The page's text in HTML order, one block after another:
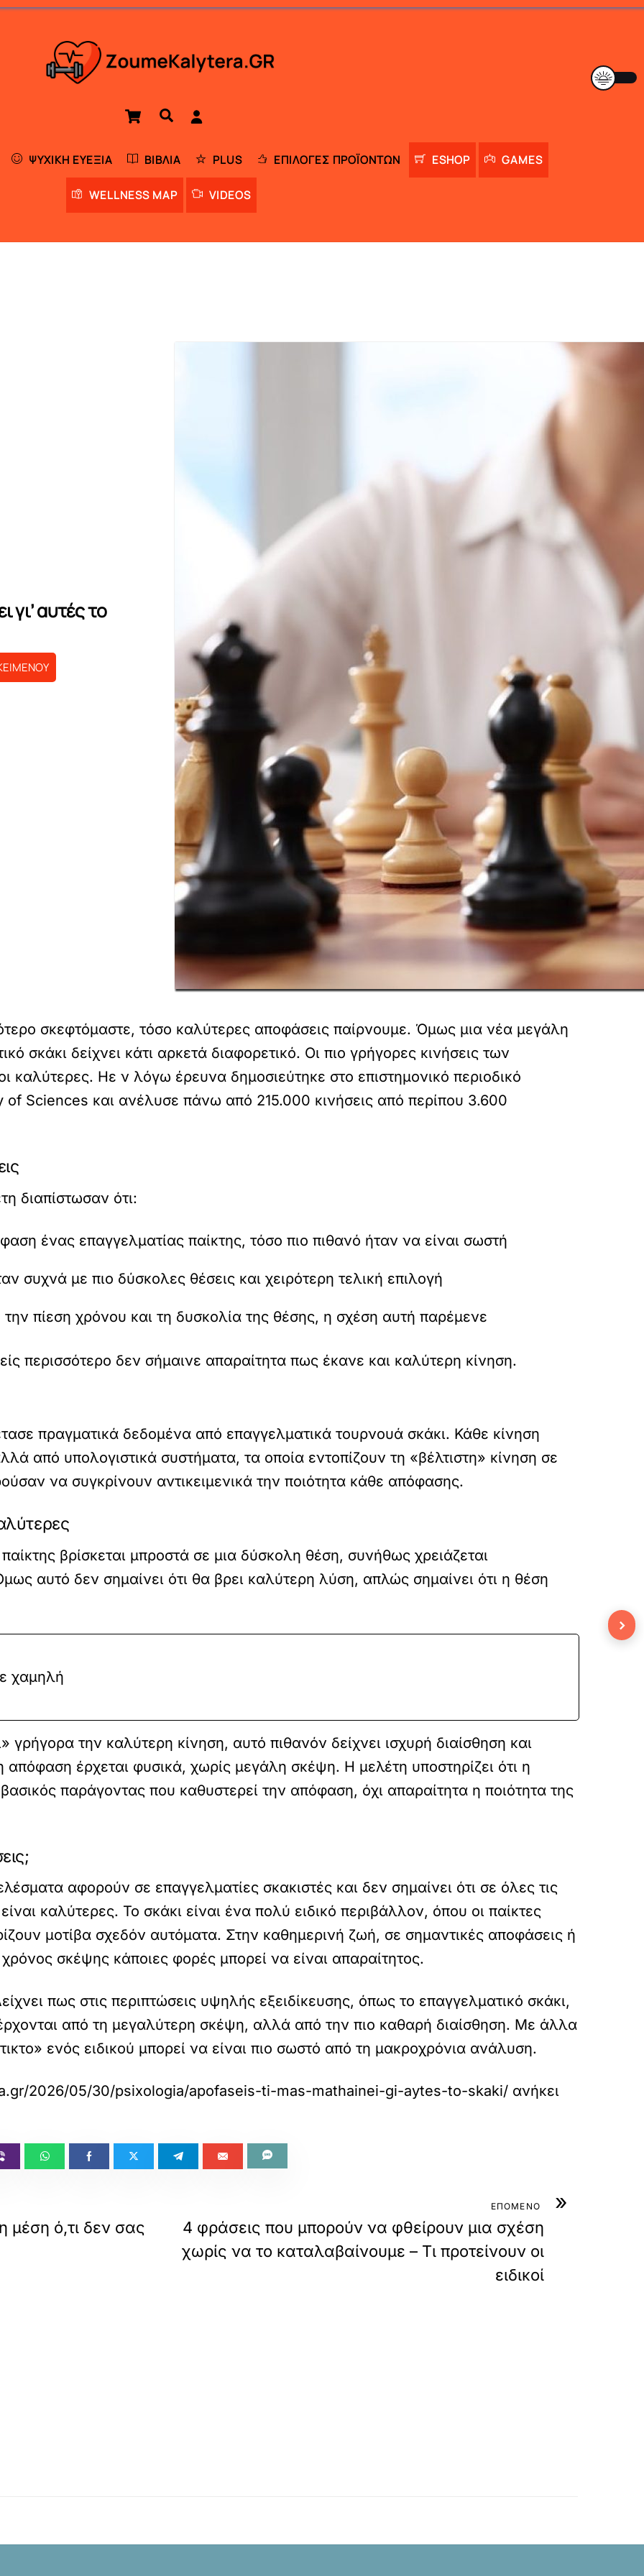
Cart Αναζήτηση
ΨΥΧΙΚΉ ΕΥΕΞΊΑ ΒΙΒΛΊΑ PLUS ΕΠΙΛΟΓΈΣ ΠΡΟΪΌΝΤΩΝ ESHOP GAMES
WELLNESS MAP VIDEOS
γι’ αυτές το
σκεφτόμαστε, τόσο καλύτερες αποφάσεις παίρνουμε. Όμως μια νέα μεγάλη
σκάκι δείχνει κάτι αρκετά διαφορετικό. Οι πιο γρήγορες κινήσεις των
καλύτερες. Ηε ν λόγω έρευνα δημοσιεύτηκε στο επιστημονικό περιοδικό
Sciences και ανέλυσε πάνω από 215.000 κινήσεις από περίπου 3.600
διαπίστωσαν ότι:
ένας επαγγελματίας παίκτης, τόσο πιο πιθανό ήταν να είναι σωστή
συχνά με πιο δύσκολες θέσεις και χειρότερη τελική επιλογή
πίεση χρόνου και τη δυσκολία της θέσης, η σχέση αυτή παρέμενε
περισσότερο δεν σήμαινε απαραίτητα πως έκανε και καλύτερη κίνηση.
πραγματικά δεδομένα από επαγγελματικά τουρνουά σκάκι. Κάθε κίνηση
από υπολογιστικά συστήματα, τα οποία εντοπίζουν τη «βέλτιστη» κίνηση σε
να συγκρίνουν αντικειμενικά την ποιότητα κάθε απόφασης.
βρίσκεται μπροστά σε μια δύσκολη θέση, συνήθως χρειάζεται
αυτό δεν σημαίνει ότι θα βρει καλύτερη λύση, απλώς σημαίνει ότι η θέση
χαμηλή
γρήγορα την καλύτερη κίνηση, αυτό πιθανόν δείχνει ισχυρή διαίσθηση και
απόφαση έρχεται φυσικά, χωρίς μεγάλη σκέψη. Η μελέτη υποστηρίζει ότι η
παράγοντας που καθυστερεί την απόφαση, όχι απαραίτητα η ποιότητα της
αφορούν σε επαγγελματίες σκακιστές και δεν σημαίνει ότι σε όλες τις
καλύτερες. Το σκάκι είναι ένα πολύ ειδικό περιβάλλον, όπου οι παίκτες
μοτίβα σχεδόν αυτόματα. Στην καθημερινή ζωή, σε σημαντικές αποφάσεις ή
σκέψης κάποιες φορές μπορεί να είναι απαραίτητος.
πως στις περιπτώσεις υψηλής εξειδίκευσης, όπως το επαγγελματικό σκάκι,
από τη μεγαλύτερη σκέψη, αλλά από την πιο καθαρή διαίσθηση. Με άλλα
ενός ειδικού μπορεί να είναι πιο σωστό από τη μακροχρόνια ανάλυση.
2026/05/30/psixologia/apofaseis-ti-mas-mathainei-gi-aytes-to-skaki/ ανήκει
μέση ό,τι δεν σας
»
ΕΠΟΜΕΝΟ
4 φράσεις που μπορούν να φθείρουν μια σχέση
χωρίς να το καταλαβαίνουμε – Τι προτείνουν οι
ειδικοί
›